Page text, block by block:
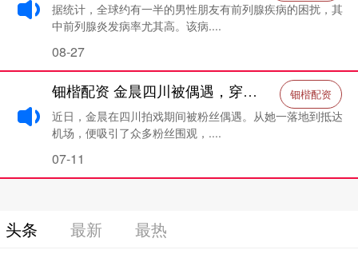
据统计，全球约有一半的男性朋友有前列腺疾病的困扰，其
中前列腺炎发病率尤其高。该病....
08-27
钿楷配资 金晨四川被偶遇，穿睡衣背编织袋头顶还秃了，进商场遛狗好随意_显得_明星_形象 钿楷配资
近日，金晨在四川拍戏期间被粉丝偶遇。从她一落地到抵达
机场，便吸引了众多粉丝围观，....
07-11
头条 最新 最热